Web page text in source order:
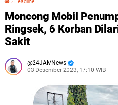
› Headline
Moncong Mobil
Ringsek, 6 Korban
Sakit
24JAMNews
03 Desember 2023, 17:10 WIB